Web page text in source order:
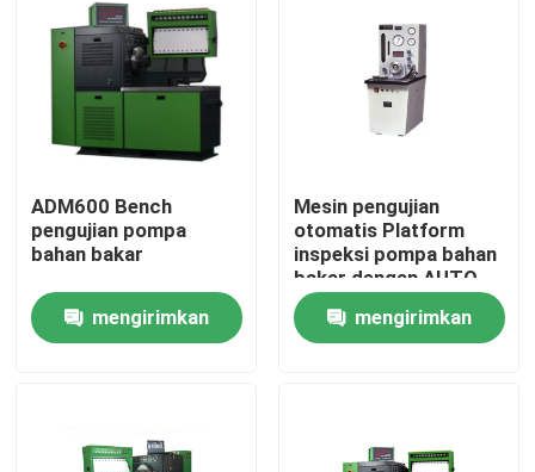
Rumah
Produk
ADM600 Bench
pengujian pompa
bahan bakar
mengirimkan
Mesin pengujian
otomatis Platform
inspeksi pompa bahan
bakar dengan AUTO
CONTROL MODE
CONTROL MANUAL
mengirimkan